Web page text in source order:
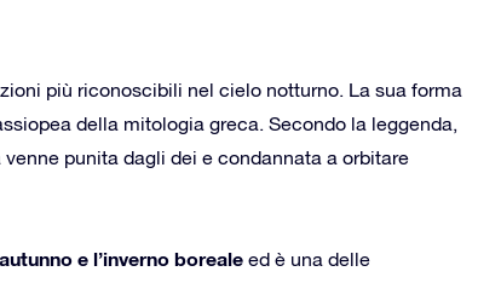
più riconoscibili nel cielo notturno. La sua forma
della mitologia greca. Secondo la leggenda,
punita dagli dei e condannata a orbitare
e l’inverno boreale ed è una delle